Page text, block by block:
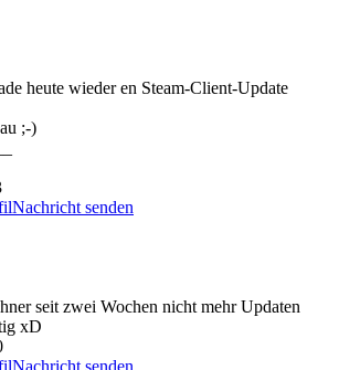
heute wieder en Steam-Client-Update
;-)
Nachricht senden
seit zwei Wochen nicht mehr Updaten
xD